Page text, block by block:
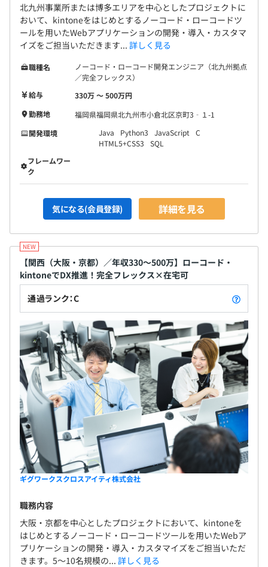
北九州事業所または博多エリアを中心としたプロジェクトに
おいて、kintoneをはじめとするノーコード・ローコードツ
ールを用いたWebアプリケーションの開発・導入・カスタマ
イズをご担当いただきます... 詳しく見る
職種名
ノーコード・ローコード開発エンジニア（北九州拠点
／完全フレックス）
給与
330万 〜 500万円
勤務地
福岡県福岡県北九州市小倉北区京町3‐１-1
開発環境
Java Python3 JavaScript
C
HTML5+CSS3
SQL
フレームワー
ク
気になる(会員登録) 詳細を見る
【関西（大阪・京都）／年収330〜500万】ローコード・
kintoneでDX推進！完全フレックス×在宅可
通過ランク：C
ギグワークスクロスアイティ株式会社
職務内容
大阪・京都を中心としたプロジェクトにおいて、kintoneを
はじめとするノーコード・ローコードツールを用いたWebア
プリケーションの開発・導入・カスタマイズをご担当いただ
きます。5〜10名規模の... 詳しく見る